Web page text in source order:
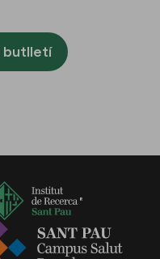
butlletí